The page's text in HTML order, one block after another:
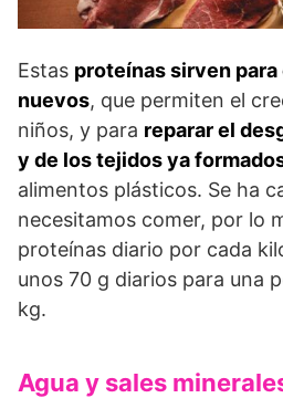
Estas proteínas sirven
nuevos, que permiten el
niños, y para reparar el
y de los tejidos ya
alimentos plásticos. Se ha
necesitamos comer, por lo
proteínas diario por cada
unos 70 g diarios para una
kg.
Agua y sales